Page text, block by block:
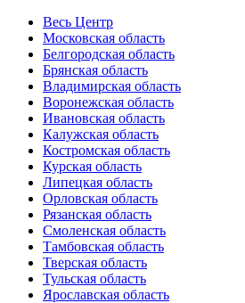
Весь Центр
Московская область
Белгородская область
Брянская область
Владимирская область
Воронежская область
Ивановская область
Калужская область
Костромская область
Курская область
Липецкая область
Орловская область
Рязанская область
Смоленская область
Тамбовская область
Тверская область
Тульская область
Ярославская область